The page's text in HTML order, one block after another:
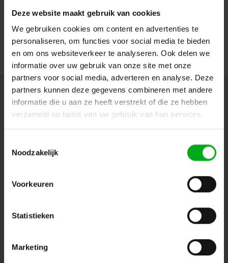
Deze website maakt gebruik van cookies
We gebruiken cookies om content en advertenties te
personaliseren, om functies voor social media te bieden
en om ons websiteverkeer te analyseren. Ook delen we
informatie over uw gebruik van onze site met onze
partners voor social media, adverteren en analyse. Deze
partners kunnen deze gegevens combineren met andere
informatie die u aan ze heeft verstrekt of die ze hebben
verzameld op basis van uw gebruik van hun services.
Noodzakelijk
Voorkeuren
Statistieken
Marketing
Neutrik | NSSC-2
Login voor prijzen
Contact
Nieuwsbrief
Ontvang de laatste updates, nieuws en aanbiedingen via email